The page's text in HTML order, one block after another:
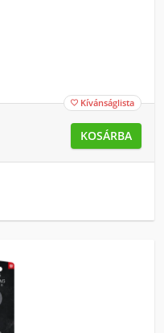
 Kívánságlista
KOSÁRBA